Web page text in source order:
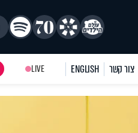
צור קשר ENGLISH
LIVE